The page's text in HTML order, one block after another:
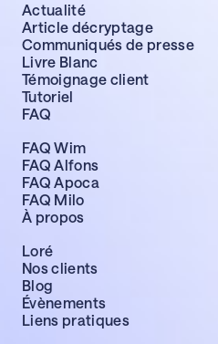
Actualité
Article décryptage
Communiqués de presse
Livre Blanc
Témoignage client
Tutoriel
FAQ
FAQ Wim
FAQ Alfons
FAQ Apoca
FAQ Milo
À propos
Loré
Nos clients
Blog
Évènements
Liens pratiques